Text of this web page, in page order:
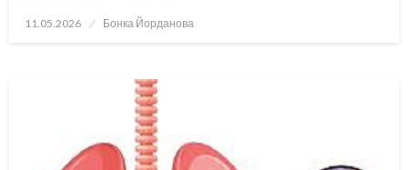
Posted
11.05.2026 Бонка Йорданова